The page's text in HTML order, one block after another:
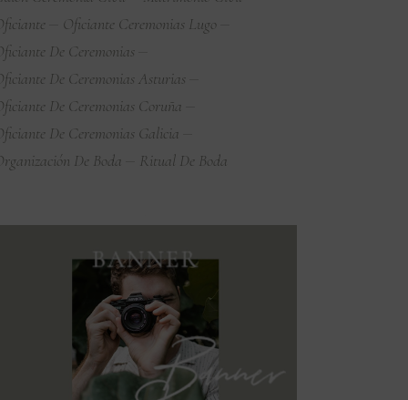
Oficiante Ceremonias Lugo
De Ceremonias
De Ceremonias Asturias
De Ceremonias Coruña
De Ceremonias Galicia
De Boda
Ritual De Boda